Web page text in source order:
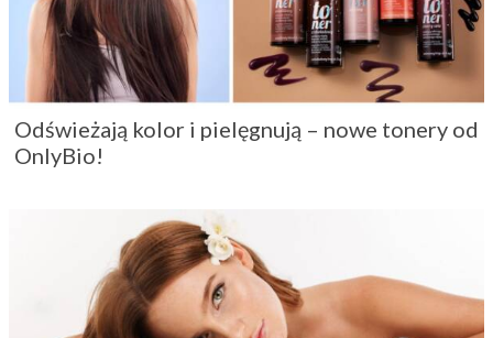
Odświeżają kolor i pielęgnują – nowe tonery od
OnlyBio!